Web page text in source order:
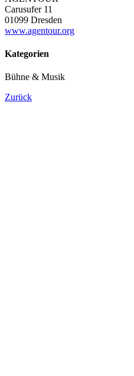
Carusufer 11
01099 Dresden
www.agentour.org
Kategorien
Bühne & Musik
Zurück